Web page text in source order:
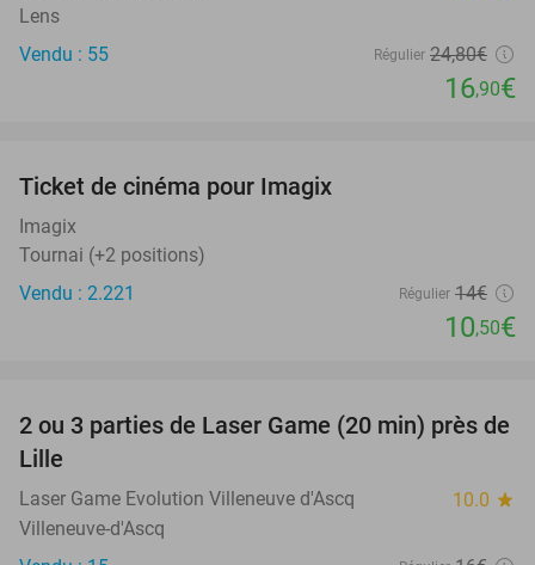
Lens
Vendu : 55
Régulier 24,80€
16,90€
Ticket de cinéma pour Imagix
Imagix
Tournai (+2 positions)
Vendu : 2.221
Régulier 14€
10,50€
26%
2 ou 3 parties de Laser Game (20 min) près de
Lille
Laser Game Evolution Villeneuve d'Ascq 10.0 star
Villeneuve-d'Ascq